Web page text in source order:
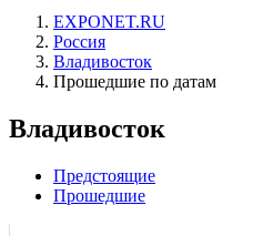
EXPONET.RU
Россия
Владивосток
Прошедшие по датам
Владивосток
Предстоящие
Прошедшие